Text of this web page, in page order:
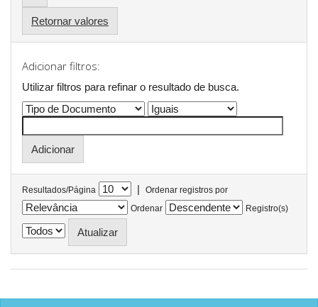
Retornar valores
Adicionar filtros:
Utilizar filtros para refinar o resultado de busca.
Resultados/Página |
Ordenar registros por
Ordenar
Registro(s)